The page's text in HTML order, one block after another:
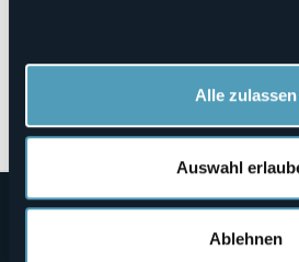
Alle zulassen
Auswahl
Ablehnen
Öffnen Sie die Karte